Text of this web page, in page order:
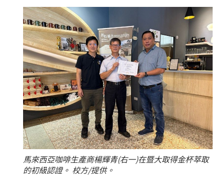
馬來西亞咖啡生產商楊輝青(右一)在暨大取得金杯萃取
的初級認證。 校方/提供。